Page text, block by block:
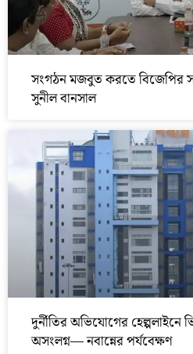
সংগঠন মজবুত করতে বিজেপির
সুনীল বানসাল
দুর্নীতির অভিযোগের
অসংলগ্ন— নবান্নের পর্যবেক্ষণ